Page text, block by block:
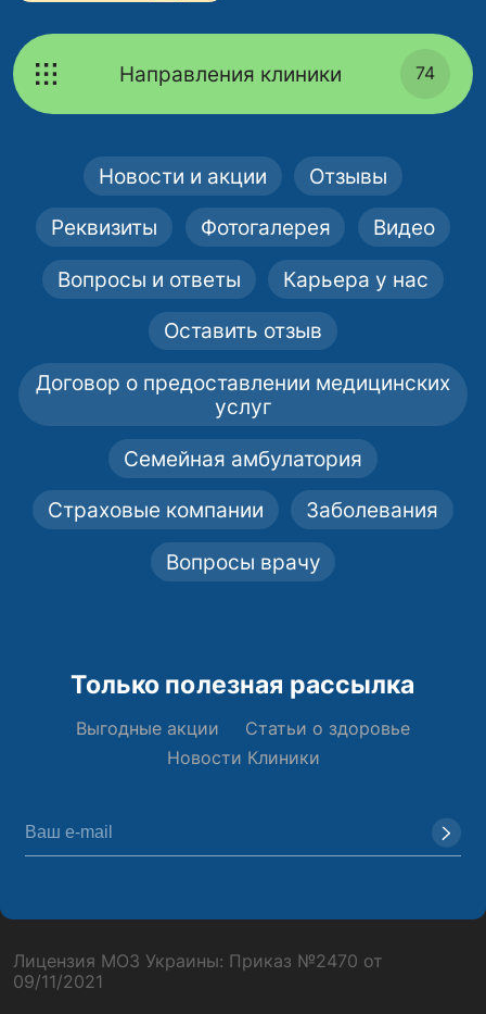
Направления клиники 74
Новости и акции Отзывы
Реквизиты Фотогалерея Видео
Вопросы и ответы Карьера у нас
Оставить отзыв
Договор о предоставлении медицинских
услуг
Семейная амбулатория
Страховые компании Заболевания
Вопросы врачу
Только полезная рассылка
Выгодные акции
Статьи о здоровье
Новости Клиники
Лицензия МОЗ Украины: Приказ №2470 от
09/11/2021